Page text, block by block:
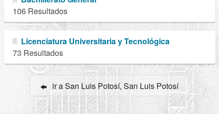
106 Resultados
Licenciatura Universitaria y Tecnológica
73 Resultados
ir a San Luis Potosí, San Luis Potosí